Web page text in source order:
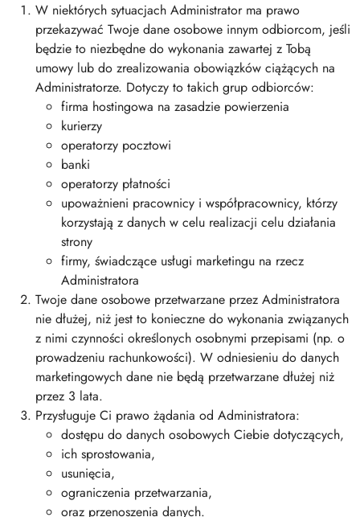
W niektórych sytuacjach Administrator ma prawo
przekazywać Twoje dane osobowe innym odbiorcom, jeśli
będzie to niezbędne do wykonania zawartej z Tobą
umowy lub do zrealizowania obowiązków ciążących na
Administratorze. Dotyczy to takich grup odbiorców:
firma hostingowa na zasadzie powierzenia
kurierzy
operatorzy pocztowi
banki
operatorzy płatności
upoważnieni pracownicy i współpracownicy, którzy
korzystają z danych w celu realizacji celu działania
strony
firmy, świadczące usługi marketingu na rzecz
Administratora
Twoje dane osobowe przetwarzane przez Administratora
nie dłużej, niż jest to konieczne do wykonania związanych
z nimi czynności określonych osobnymi przepisami (np. o
prowadzeniu rachunkowości). W odniesieniu do danych
marketingowych dane nie będą przetwarzane dłużej niż
przez 3 lata.
Przysługuje Ci prawo żądania od Administratora:
dostępu do danych osobowych Ciebie dotyczących,
ich sprostowania,
usunięcia,
ograniczenia przetwarzania,
oraz przenoszenia danych.